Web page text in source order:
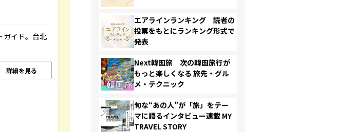
ガイド。台北
詳細を見る
エアラインランキング 読者の
投票をもとにランキング形式で
発表
Next韓国旅 次の韓国旅行が
もっと楽しくなる 旅先・グル
メ・テクニック
旬な“あの人”が「旅」をテー
マに語るインタビュー連載 MY
TRAVEL STORY